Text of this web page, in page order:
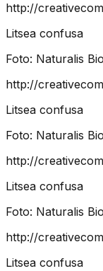
http://
Litsea confusa
Foto: Naturalis
http://
Litsea confusa
Foto: Naturalis
http://
Litsea confusa
Foto: Naturalis
http://
Litsea confusa